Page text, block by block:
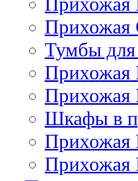
Прихожая
Тумбы
Прихожая
Прихожая
Шкафы в
Прихожая
Прихожая